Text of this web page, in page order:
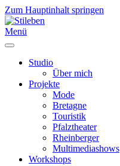
Zum Hauptinhalt springen
Menü
Studio
Über mich
Projekte
Mode
Bretagne
Touristik
Pfalztheater
Rheinberger
Multimediashows
Workshops